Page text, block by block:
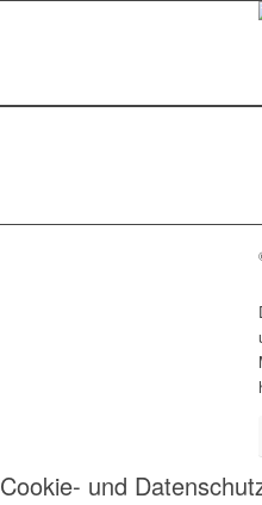
Cookie- und